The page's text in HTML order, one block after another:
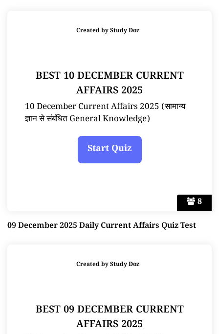
8
Created byStudy Doz
BEST 10 DECEMBER CURRENT
AFFAIRS 2025
10 December Current Affairs 2025 (सामान्य
ज्ञान से संबंधित General Knowledge)
09 December 2025 Daily Current Affairs Quiz Test
Created byStudy Doz
BEST 09 DECEMBER CURRENT
AFFAIRS 2025